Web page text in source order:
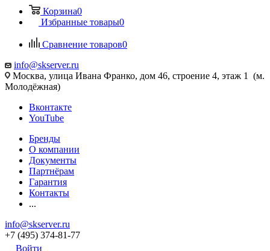
Корзина0
Избранные товары0
Сравнение товаров0
info@skserver.ru
Москва, улица Ивана Франко, дом 46, строение 4, этаж 1 (м.
Молодёжная)
Вконтакте
YouTube
Бренды
О компании
Документы
Партнёрам
Гарантия
Контакты
...
info@skserver.ru
+7 (495) 374-81-77
Войти